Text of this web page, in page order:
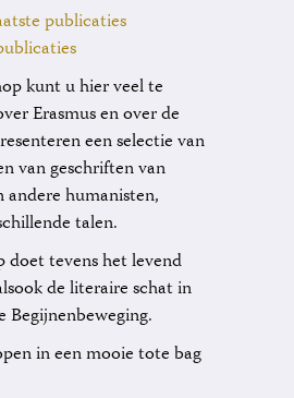
publicaties
kunt u hier veel te
Erasmus en over de
een selectie van
van geschriften van
andere humanisten,
talen.
doet tevens het levend
de literaire schat in
Begijnenbeweging.
in een mooie tote bag